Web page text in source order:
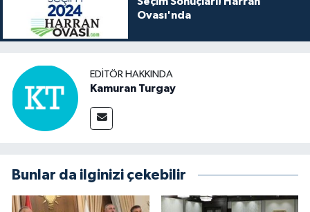
Ovası'nda
EDITÖR HAKKINDA
Kamuran Turgay
Bunlar da ilginizi çekebilir